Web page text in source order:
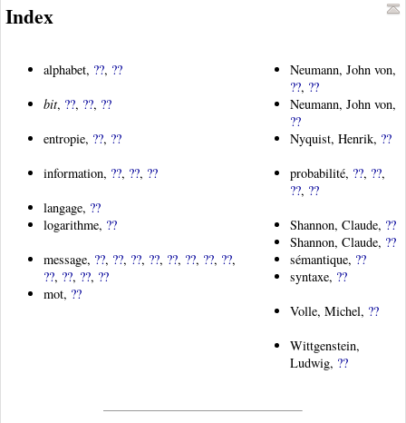
Index
alphabet, ??, ??
bit, ??, ??, ??
entropie, ??, ??
information, ??, ??, ??
langage, ??
logarithme, ??
message, ??, ??, ??, ??, ??, ??, ??, ??,
??, ??, ??, ??
mot, ??
Neumann, John von,
??, ??
Neumann, John von,
??
Nyquist, Henrik, ??
probabilité, ??, ??,
??, ??
Shannon, Claude, ??
Shannon, Claude, ??
sémantique, ??
syntaxe, ??
Volle, Michel, ??
Wittgenstein,
Ludwig, ??